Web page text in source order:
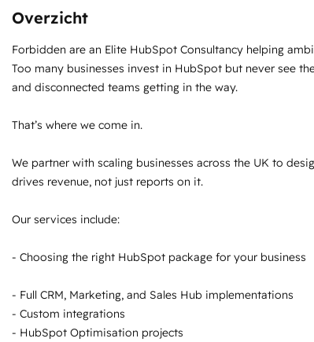
Overzicht
Forbidden are an Elite HubSpot Consultancy helping
Too many businesses invest in HubSpot but never see
and disconnected teams getting in the way.
That’s where we come in.
We partner with scaling businesses across the UK to
drives revenue, not just reports on it.
Our services include:
- Choosing the right HubSpot package for your business
- Full CRM, Marketing, and Sales Hub implementations
- Custom integrations
- HubSpot Optimisation projects